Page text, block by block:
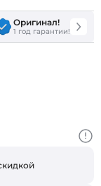
Оригинал!
1 год гарантии!